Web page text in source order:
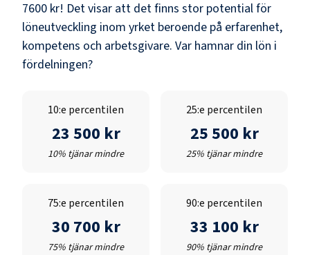
7600 kr! Det visar att det finns stor potential för
löneutveckling inom yrket beroende på erfarenhet,
kompetens och arbetsgivare. Var hamnar din lön i
fördelningen?
10:e percentilen
23 500 kr
10% tjänar mindre
25:e percentilen
25 500 kr
25% tjänar mindre
75:e percentilen
30 700 kr
75% tjänar mindre
90:e percentilen
33 100 kr
90% tjänar mindre